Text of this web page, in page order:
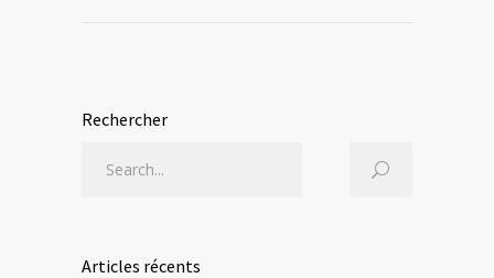
Rechercher
Articles récents